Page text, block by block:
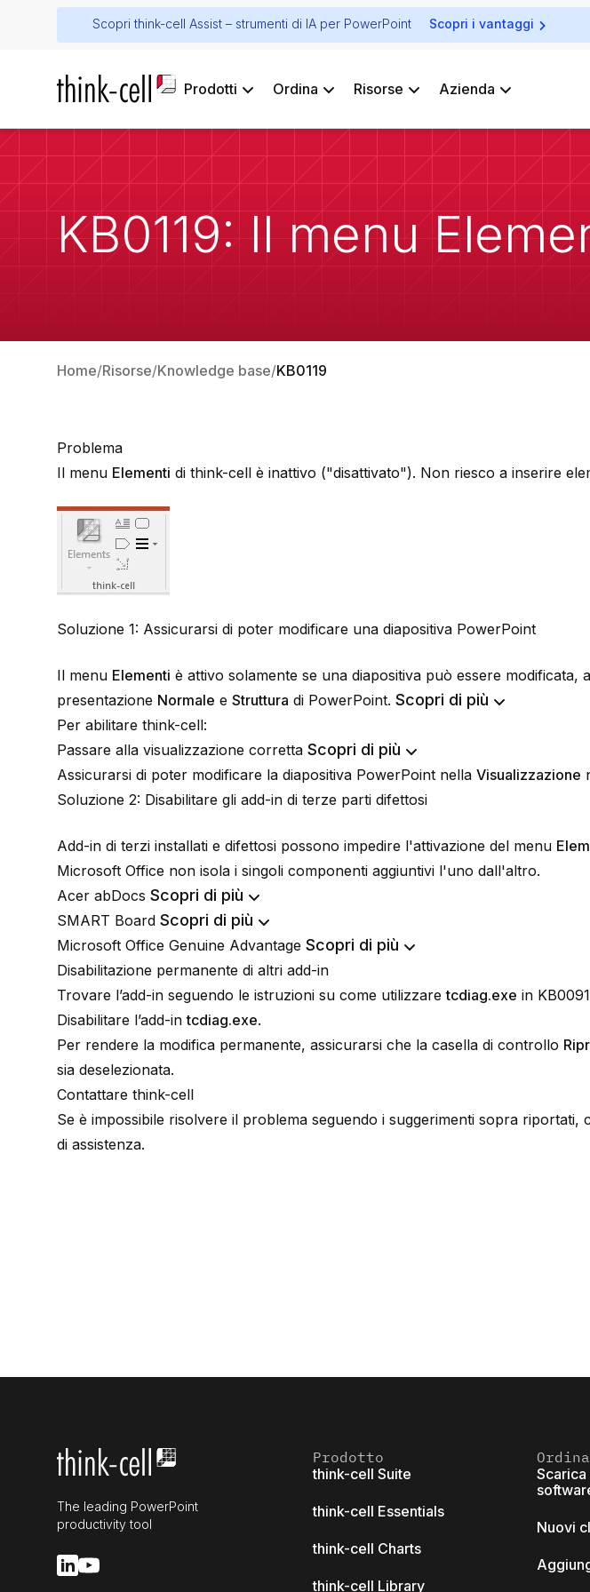
Scopri think-cell Assist – strumenti di IA per PowerPoint Scopri i vantaggi
Prodotti Ordina Risorse Azienda
KB0119: Il menu
Home Risorse Knowledge base KB0119
Problema
Il menu Elementi di think-cell è inattivo ("disattivato"). Non riesco a inserire
Soluzione 1: Assicurarsi di poter modificare una diapositiva PowerPoint
Il menu Elementi è attivo solamente se una diapositiva può essere modificata,
presentazione Normale e Struttura di PowerPoint. Scopri di più
Per abilitare think-cell:
Passare alla visualizzazione corretta Scopri di più
Assicurarsi di poter modificare la diapositiva PowerPoint nella Visualizzazione
Soluzione 2: Disabilitare gli add-in di terze parti difettosi
Add-in di terzi installati e difettosi possono impedire l'attivazione del menu
Microsoft Office non isola i singoli componenti aggiuntivi l'uno dall'altro.
Acer abDocs Scopri di più
SMART Board Scopri di più
Microsoft Office Genuine Advantage Scopri di più
Disabilitazione permanente di altri add-in
Trovare l’add-in seguendo le istruzioni su come utilizzaretcdiag.exe in KB0091
Disabilitare l’add-intcdiag.exe.
Per rendere la modifica permanente, assicurarsi che la casella di controllo
sia deselezionata.
Contattare think-cell
Se è impossibile risolvere il problema seguendo i suggerimenti sopra riportati,
di assistenza.
The leading PowerPoint
productivity tool
Prodotto
think-cell Suite
think-cell Essentials
think-cell Charts
think-cell Library
Ordina
Nuovi